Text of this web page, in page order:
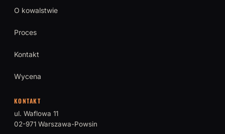
O kowalstwie
Proces
Kontakt
Wycena
KONTAKT
ul. Waflowa 11
02-971 Warszawa-Powsin